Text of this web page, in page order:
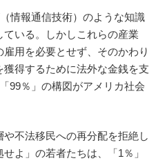
情報通信技術）のような知識
いる。しかしこれらの産業
用を必要とせず、そのかわり
得するために法外な金銭を支
99％」の構図がアメリカ社会
不法移民への再分配を拒絶し
よ」の若者たちは、「1％」